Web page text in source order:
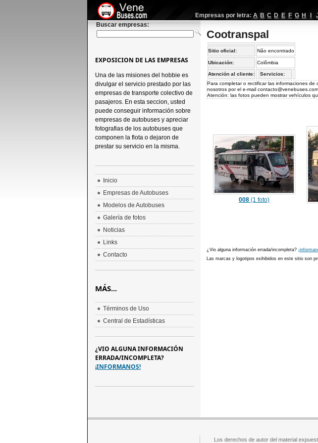
Empresas por letra: A B C D E F G H
Buscar empresas:
Cootranspal
Sitio oficial: Não encontrado
Ubicación: Colômbia
Atención al cliente:
Servicios:
Para completar o rectificar las informaciones
nosotros por el e-mailcontacto@venebuses.com
Atención: las fotos pueden mostrar vehículos
008(1 foto)
¿Vio alguna información errada/incompleta?
Las marcas y logotipos exihibidos en este sitio son
EXPOSICION DE LAS EMPRESAS
Una de las misiones del hobbie es
divulgar el servicio prestado por las
empresas de transporte colectivo de
pasajeros. En esta seccion, usted
puede conseguir información sobre
empresas de autobuses y apreciar
fotografias de los autobuses que
componen la flota o dejaron de
prestar su servicio en la misma.
Inicio
Empresas de Autobuses
Modelos de Autobuses
Galería de fotos
Noticias
Links
Contacto
MÁS...
Términos de Uso
Central de Estadísticas
¿VIO ALGUNA INFORMACIÓN
ERRADA/INCOMPLETA?
¡INFORMANOS!
Los derechos de autor del material